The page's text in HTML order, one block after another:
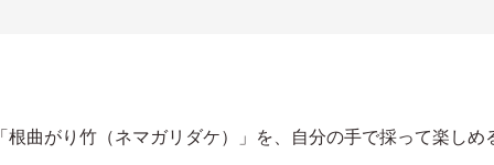
曲がり竹（ネマガリダケ）」 を、自分の手で採って楽しめ